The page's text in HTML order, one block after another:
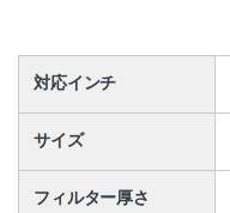
対応インチ
サイズ
フィルター厚さ